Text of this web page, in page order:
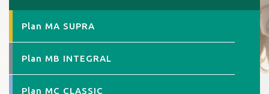
Plan MA SUPRA
Plan MB INTEGRAL
Plan MC CLASSIC